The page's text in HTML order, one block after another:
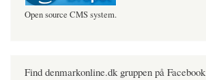
Open source CMS system.
Find denmarkonline.dk gruppen på Facebook